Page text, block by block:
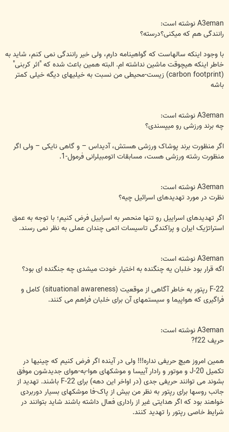
A3eman نوشته است:
رانندگی هم که میکنی؟درسته؟
با وجود اینکه سالهاست که گواهینامه دارم، ولی خیر رانندگی نمی کنم، شاید به
خاطر اینکه هیچوقت ماشین نداشته ام. البته همین باعث شده که "اثر کربنی"
(carbon footprint) زیست-محیطی من نسبت به خیلیهای دیگه خیلی کمتر
باشه
A3eman نوشته است:
چه برند ورزشی رو میپسندی؟
اگر منظورت برند پوشاک ورزشی هستش، آدیداس – و گاهی نایکی – ولی اگر
منظورت رشته ورزشی هست، مسابقات اتومبیلرانی فرمول-1.
A3eman نوشته است:
نظرت در مورد تهدیدهای اسرائیل چیه؟
اگر تهدیدهای اسراییل رو تنها منحصر به اسراییل فرض کنیم؛ با توجه به عمق
استراتژیک ایران و پراکندگی تاسیسات اتمی چندان عملی به نظر نمی رسند.
A3eman نوشته است:
اگه قرار بود خلبان یه چنگنده به اختیار خودت میشدی چه جنگنده ای بود؟
F-22 رپتور به خاطر آگاهی از موقعیت (situational awareness) کامل و
فراگیری که هواپیما و سیستمهای آن برای خلبان فراهم می کنند.
A3eman نوشته است:
حریف f22?
همین امروز هیچ حریفی نداره!!! ولی در آینده اگر فرض کنیم که چینیها در
تکمیل J-20 و موتور و رادار آییسا و موشکهای هوا-به-هوای جدیدشون موفق
بشوند می توانند حریفی جدی (در اواخر این دهه) برای F-22 باشند. تهدید از
جانب روسها برای رپتور به نظر من بیش از پاک-فا موشکهای بسیار دوربردی
خواهند بود که اگر هدایتی غیر از راداری فعال داشته باشند شاید بتوانند در
شرایط خاصی رپتور را تهدید کنند.